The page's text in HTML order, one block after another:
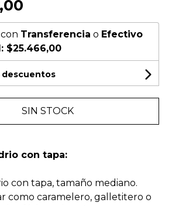
Transferencia o Efectivo
$25.466,00
descuentos
SIN STOCK
con tapa:
con tapa, tamaño mediano.
como caramelero, galletitero o